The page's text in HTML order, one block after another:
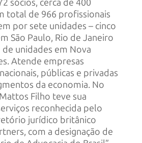
sócios, cerca de 400
total de 966 profissionais
por sete unidades – cinco
São Paulo, Rio de Janeiro
de unidades em Nova
Atende empresas
públicas e privadas
da economia. No
Filho teve sua
reconhecida pelo
jurídico britânico
com a designação de